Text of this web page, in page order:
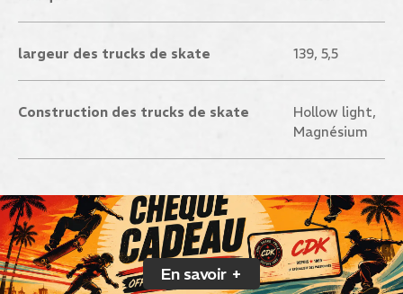
largeur des trucks de skate 139, 5,5
Construction des trucks de skate
Hollow light,
Magnésium
En savoir +